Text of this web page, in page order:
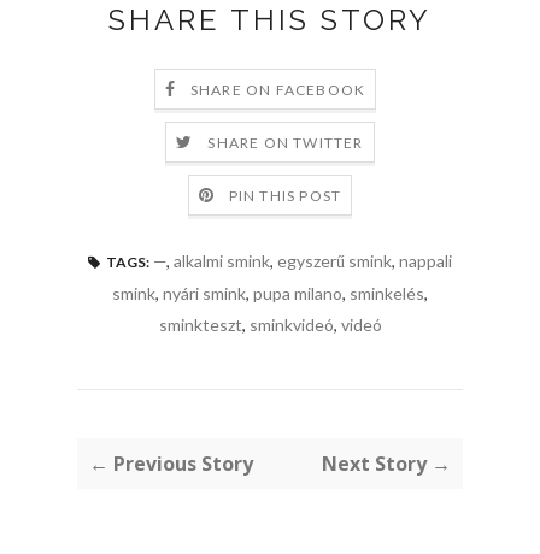
SHARE THIS STORY
SHARE ON FACEBOOK
SHARE ON TWITTER
PIN THIS POST
TAGS: —, alkalmi smink, egyszerű smink, nappali
smink, nyári smink, pupa milano, sminkelés,
sminkteszt, sminkvideó, videó
← Previous Story Next Story →